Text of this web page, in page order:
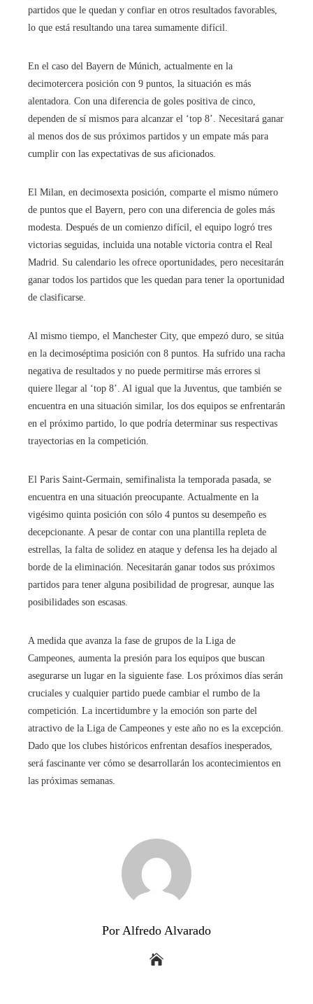
partidos que le quedan y confiar en otros resultados favorables,
lo que está resultando una tarea sumamente difícil.
En el caso del Bayern de Múnich, actualmente en la
decimotercera posición con 9 puntos, la situación es más
alentadora. Con una diferencia de goles positiva de cinco,
dependen de sí mismos para alcanzar el ‘top 8’. Necesitará ganar
al menos dos de sus próximos partidos y un empate más para
cumplir con las expectativas de sus aficionados.
El Milan, en decimosexta posición, comparte el mismo número
de puntos que el Bayern, pero con una diferencia de goles más
modesta. Después de un comienzo difícil, el equipo logró tres
victorias seguidas, incluida una notable victoria contra el Real
Madrid. Su calendario les ofrece oportunidades, pero necesitarán
ganar todos los partidos que les quedan para tener la oportunidad
de clasificarse.
Al mismo tiempo, el Manchester City, que empezó duro, se sitúa
en la decimoséptima posición con 8 puntos. Ha sufrido una racha
negativa de resultados y no puede permitirse más errores si
quiere llegar al ‘top 8’. Al igual que la Juventus, que también se
encuentra en una situación similar, los dos equipos se enfrentarán
en el próximo partido, lo que podría determinar sus respectivas
trayectorias en la competición.
El Paris Saint-Germain, semifinalista la temporada pasada, se
encuentra en una situación preocupante. Actualmente en la
vigésimo quinta posición con sólo 4 puntos su desempeño es
decepcionante. A pesar de contar con una plantilla repleta de
estrellas, la falta de solidez en ataque y defensa les ha dejado al
borde de la eliminación. Necesitarán ganar todos sus próximos
partidos para tener alguna posibilidad de progresar, aunque las
posibilidades son escasas.
A medida que avanza la fase de grupos de la Liga de
Campeones, aumenta la presión para los equipos que buscan
asegurarse un lugar en la siguiente fase. Los próximos días serán
cruciales y cualquier partido puede cambiar el rumbo de la
competición. La incertidumbre y la emoción son parte del
atractivo de la Liga de Campeones y este año no es la excepción.
Dado que los clubes históricos enfrentan desafíos inesperados,
será fascinante ver cómo se desarrollarán los acontecimientos en
las próximas semanas.
Por Alfredo Alvarado